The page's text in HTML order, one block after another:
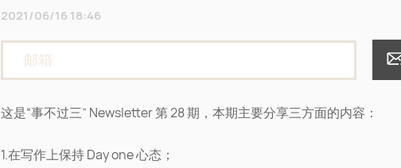
2021/06/16 18:46
这是“事不过三” Newsletter 第 28 期，本期主要分享三方面的内容：
1.在写作上保持 Day one 心态；